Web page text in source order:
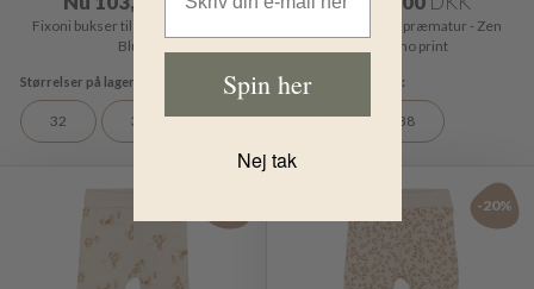
Fixoni bukser til præmatur - Zen
Blue
32 38
Fixoni bukser til præmatur - Zen
Blue Dino print
32 38
-20%
Spin her
Nej tak